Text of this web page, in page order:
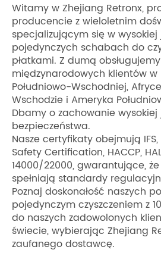
Witamy w Zhejiang Retronx,
producencie z wieloletnim
specjalizującym się w wysokiej
pojedynczych schabach do
płatkami. Z dumą
międzynarodowych klientów w
Południowo-Wschodniej,
Wschodzie i Ameryka
Dbamy o zachowanie wysokiej
bezpieczeństwa.
Nasze certyfikaty obejmują IFS,
Safety Certification, HACCP,
14000/22000, gwarantujące,
spełniają standardy
Poznaj doskonałość naszych
pojedynczym czyszczeniem z
do naszych zadowolonych
świecie, wybierając Zhejiang
zaufanego dostawcę.